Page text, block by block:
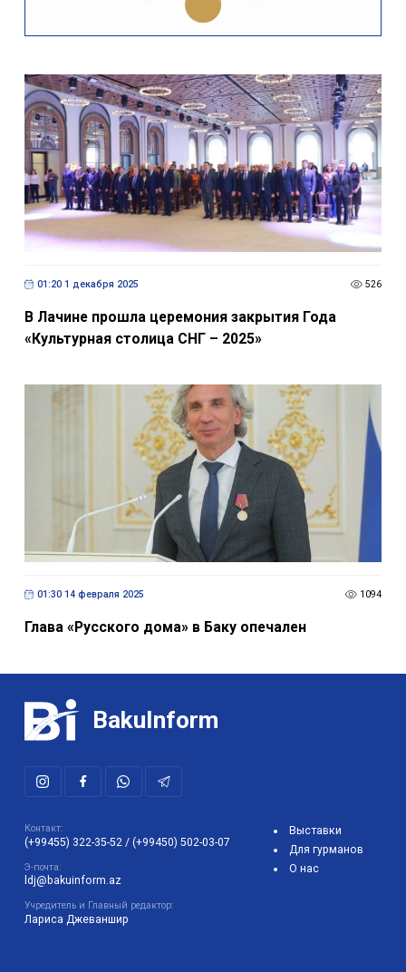
01:20 1 декабря 2025 526
В Лачине прошла церемония закрытия Года
«Культурная столица СНГ – 2025»
01:30 14 февраля 2025 1094
Глава «Русского дома» в Баку опечален
BakuInform
Контакт:
(+99455) 322-35-52 / (+99450) 502-03-07
Э-почта:
ldj@bakuinform.az
Учредитель и Главный редактор:
Лариса Джеваншир
Выставки
Для гурманов
О нас